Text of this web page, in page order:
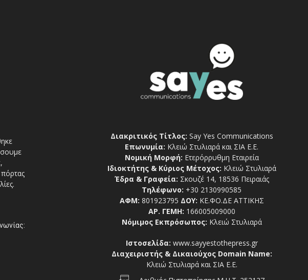
Διακριτικός Τίτλος: Say Yes Communications
Επωνυμία: Κλειώ Στυλιαρά και ΣΙΑ Ε.Ε.
Νομική Μορφή: Ετερόρρυθμη Εταιρεία
Ιδιοκτήτης & Κύριος Μέτοχος: Κλειώ Στυλιαρά
Έδρα & Γραφεία: Σκουζέ 14, 18536 Πειραιάς
Τηλέφωνο: +30 2130990585
ΑΦΜ: 801923795 ΔΟΥ: ΚΕ.ΦΟ.ΔΕ ΑΤΤΙΚΗΣ
ΑΡ. ΓΕΜΗ: 166005009000
Νόμιμος Εκπρόσωπος: Κλειώ Στυλιαρά
Ιστοσελίδα: www.sayyestothepress.gr
Διαχειριστής & Δικαιούχος Domain Name:
Κλειώ Στυλιαρά και ΣΙΑ Ε.Ε.